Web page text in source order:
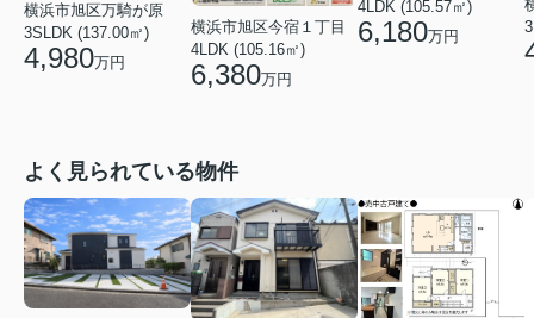
横浜市旭区万騎が原
3SLDK (137.00㎡)
4,980万円
横浜市旭区今宿１丁目
4LDK (105.16㎡)
6,380万円
4LDK (105.57㎡)
6,180万円
よく見られている物件